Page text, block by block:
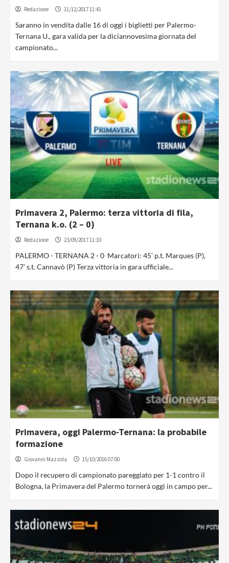
Redazione 11/12/2017 11:41
Saranno in vendita dalle 16 di oggi i biglietti per Palermo-
Ternana U., gara valida per la diciannovesima giornata del
campionato...
Primavera 2, Palermo: terza vittoria di fila,
Ternana k.o. (2 – 0)
Redazione 23/09/2017 11:10
PALERMO - TERNANA 2 - 0 Marcatori: 45' p.t. Marques (P),
47' s.t. Cannavò (P) Terza vittoria in gara ufficiale...
Primavera, oggi Palermo-Ternana: la probabile
formazione
Giovanni Mazzola 15/10/2016 07:00
Dopo il recupero di campionato pareggiato per 1-1 contro il
Bologna, la Primavera del Palermo tornerà oggi in campo per...